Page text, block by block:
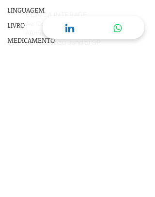
LINGUAGEM
LIVRO
MEDICAMENTO
CLÍNICA INTERAGE
Av. Com. Videlmo Munhoz,
número 92
Sala 13
Anhangabaú Jundiaí SP